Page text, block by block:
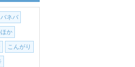
ネバ
か
こんがり